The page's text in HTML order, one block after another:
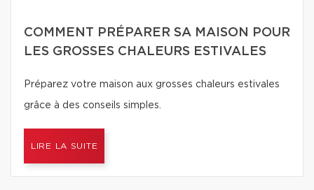
COMMENT PRÉPARER SA MAISON POUR
LES GROSSES CHALEURS ESTIVALES
Préparez votre maison aux grosses chaleurs estivales
grâce à des conseils simples.
LIRE LA SUITE